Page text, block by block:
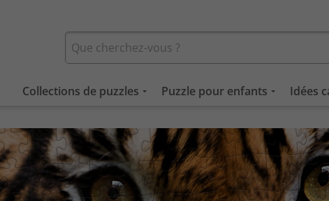
Collections de puzzles Puzzle pour enfants Idées